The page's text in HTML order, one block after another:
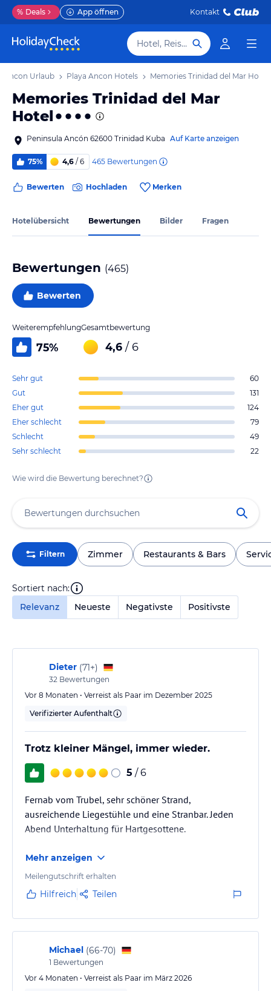
% Deals App öffnen Kontakt
Hotel, Reiseziel
Ancon Urlaub Playa Ancon Hotels Memories Trinidad del Mar Hotel
Memories Trinidad del Mar
Hotel
Peninsula Ancón 62600 Trinidad Kuba Auf Karte anzeigen
75% 4,6 / 6 465 Bewertungen
Bewerten Hochladen Merken
Hotelübersicht Bewertungen Bilder Fragen
Bewertungen (465)
Bewerten
Weiterempfehlung
75%
Gesamtbewertung
4,6 / 6
Sehr gut
60
Gut
131
Eher gut
124
Eher schlecht
79
Schlecht
49
Sehr schlecht
22
Wie wird die Bewertung berechnet?
Filtern Zimmer Restaurants & Bars
Sortiert nach:
Relevanz
Neueste Negativste Positivste
Dieter (71+)
32 Bewertungen
Vor 8 Monaten • Verreist als Paar im Dezember 2025
Verifizierter Aufenthalt
Trotz kleiner Mängel, immer wieder.
5 / 6
Fernab vom Trubel, sehr schöner Strand,
ausreichende Liegestühle und eine Stranbar. Jeden
Abend Unterhaltung für Hartgesottene.
Mehr anzeigen
Meilengutschrift erhalten
Hilfreich Teilen
Michael (66-70)
1 Bewertungen
Vor 4 Monaten • Verreist als Paar im März 2026